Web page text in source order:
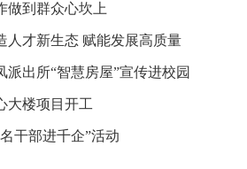
做到群众心坎上
人才新生态 赋能发展高质量
派出所“智慧房屋”宣传进校园
大楼项目开工
干部进千企”活动